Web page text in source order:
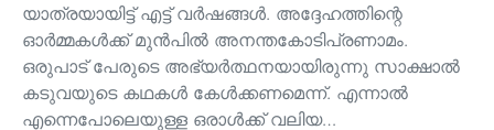
യാത്രയായിട്ട് എട്ട് വർഷങ്ങൾ. അദ്ദേഹത്തിന്റെ
ഓർമ്മകൾക്ക് മുൻപിൽ അനന്തകോടിപ്രണാമം.
ഒരുപാട് പേരുടെ അഭ്യർത്ഥനയായിരുന്നു സാക്ഷാൽ
കടുവയുടെ കഥകൾ കേൾക്കണമെന്ന്. എന്നാൽ
എന്നെപോലെയുള്ള ഒരാൾക്ക് വലിയ…